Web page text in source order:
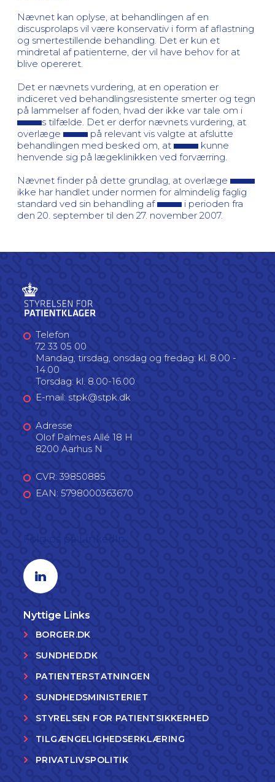
Nævnet kan oplyse, at behandlingen af en
discusprolaps vil være konservativ i form af aflastning
og smertestillende behandling. Det er kun et
mindretal af patienterne, der vil have behov for at
blive opereret.
Det er nævnets vurdering, at en operation er
indiceret ved behandlingsresistente smerter og tegn
på lammelser af foden, hvad der ikke var tale om i
s tilfælde. Det er derfor nævnets vurdering, at
overlæge
på relevant vis valgte at afslutte
behandlingen med besked om, at
kunne
henvende sig på lægeklinikken ved forværring.
Nævnet finder på dette grundlag, at overlæge
ikke har handlet under normen for almindelig faglig
standard ved sin behandling af
i perioden fra
den 20. september til den 27. november 2007.
Telefon
72 33 05 00
Mandag, tirsdag, onsdag og fredag: kl. 8.00 -
14.00
Torsdag: kl. 8.00-16.00
E-mail: stpk@stpk.dk
Adresse
Olof Palmes Allé 18 H
8200 Aarhus N
CVR: 39850885
EAN: 5798000363670
Linkedin profil
Nyttige Links
BORGER.DK
SUNDHED.DK
PATIENTERSTATNINGEN
SUNDHEDSMINISTERIET
STYRELSEN FOR PATIENTSIKKERHED
TILGÆNGELIGHEDSERKLÆRING
PRIVATLIVSPOLITIK